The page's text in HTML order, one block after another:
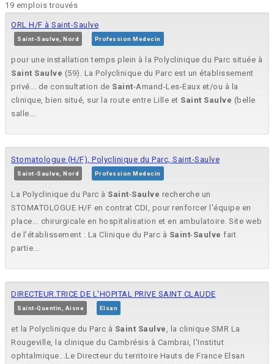
19 emplois trouvés
ORL H/F à Saint-Saulve
Saint-Saulve, Nord Profession Medecin
pour une installation temps plein à la Polyclinique du Parc située à
Saint Saulve (59). La Polyclinique du Parc est un établissement
privé... de consultation de Saint-Amand-Les-Eaux et/ou à la
clinique, bien situé, sur la route entre Lille et Saint Saulve (belle
salle...
Stomatologue (H/F), Polyclinique du Parc, Saint-Saulve
Saint-Saulve, Nord Profession Medecin
La Polyclinique du Parc à Saint-Saulve recherche un
STOMATOLOGUE H/F en contrat CDI, pour renforcer l'équipe en
place... chirurgicale en hospitalisation et en ambulatoire. Site web
de l'établissement : La Clinique du Parc à Saint-Saulve fait
partie...
DIRECTEUR.TRICE DE L'HOPITAL PRIVE SAINT CLAUDE
Saint-Quentin, Aisne Elsan
et la Polyclinique du Parc à Saint Saulve , la clinique SMR La
Rougeville, la clinique du Cambrésis à Cambrai, l'Institut
ophtalmique...Le Directeur du territoire Hauts de France Elsan